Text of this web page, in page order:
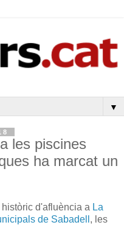
▼
les piscines
ha marcat un
d'afluència a La
de Sabadell , les